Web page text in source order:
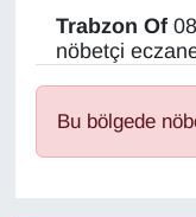
Trabzon Of08
nöbetçi
Bu bölgede
EKONOMİ
Eleman
Emlak